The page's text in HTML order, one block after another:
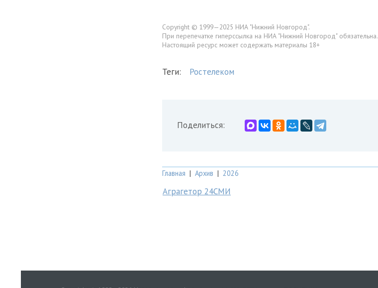
Copyright © 1999—2025 НИА "Нижний Новгород".
При перепечатке гиперссылка на НИА "Нижний Новгород" обязательна.
Настоящий ресурс может содержать материалы 18+
Теги: Ростелеком
Поделиться:
Главная | Архив | 2026
Аграгетор 24СМИ